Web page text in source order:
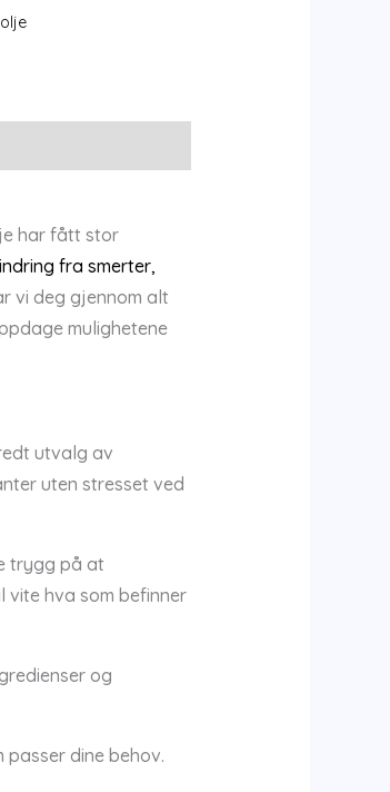
har fått stor
fra smerter,
vi deg gjennom alt
mulighetene
utvalg av
uten stresset ved
trygg på at
vite hva som befinner
og
dine behov.